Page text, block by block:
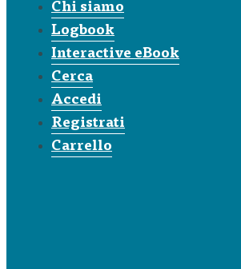
Chi siamo
Logbook
Interactive eBook
Cerca
Accedi
Registrati
Carrello